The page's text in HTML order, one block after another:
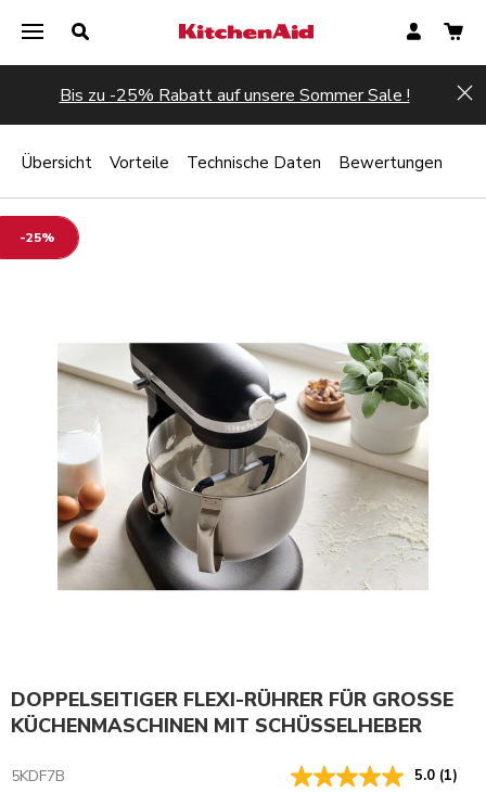
Bis zu -25% Rabatt auf unsere Sommer Sale !
-25%
DOPPELSEITIGER FLEXI-RÜHRER FÜR GROSSE
KÜCHENMASCHINEN MIT SCHÜSSELHEBER
5KDF7B 5.0 (1)
Übersicht Vorteile Technische Daten Bewertungen